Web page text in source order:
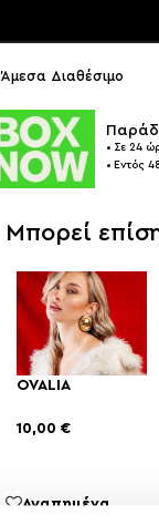
Άμεσα Διαθέσιμο
• Σε 24
• Εντός
Μπορεί
OVALIA
10,00 €
Αγαπημένα